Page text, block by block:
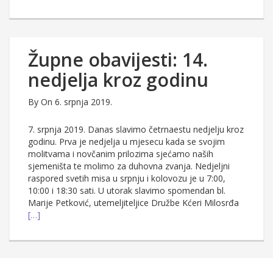
Župne obavijesti: 14.
nedjelja kroz godinu
By On 6. srpnja 2019.
7. srpnja 2019. Danas slavimo četrnaestu nedjelju kroz
godinu. Prva je nedjelja u mjesecu kada se svojim
molitvama i novčanim prilozima sjećamo naših
sjemeništa te molimo za duhovna zvanja. Nedjeljni
raspored svetih misa u srpnju i kolovozu je u 7:00,
10:00 i 18:30 sati. U utorak slavimo spomendan bl.
Marije Petković, utemeljiteljice Družbe Kćeri Milosrđa
[…]